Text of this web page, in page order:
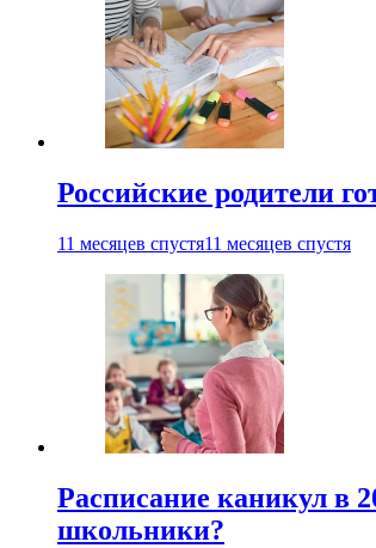
Российские родители
11 месяцев спустя11 месяцев спустя
Расписание каникул в
школьники?